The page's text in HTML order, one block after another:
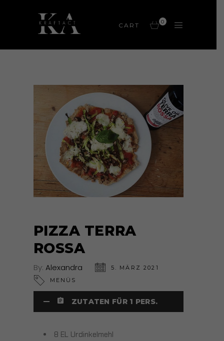
CART 0
PIZZA TERRA
ROSSA
By: Alexandra
5. MÄRZ 2021
MENÜS
ZUTATEN FÜR 1 PERS.
8 EL Urdinkelmehl